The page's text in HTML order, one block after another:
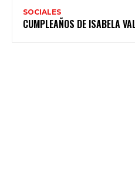
SOCIALES
CUMPLEAÑOS DE ISABELA